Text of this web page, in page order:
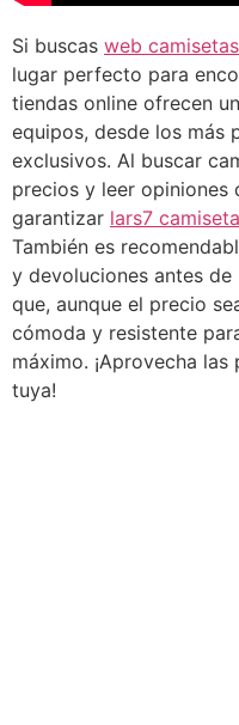
Si buscas web
lugar perfecto para
tiendas online ofrecen
equipos, desde los más
exclusivos. Al buscar
precios y leer opiniones
garantizar lars7
También es
y devoluciones antes
que, aunque el precio
cómoda y resistente
máximo. ¡Aprovecha
tuya!